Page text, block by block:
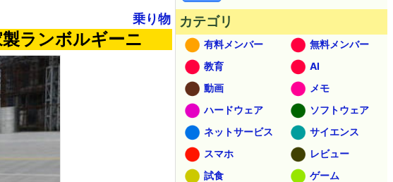
乗り物
ランボルギーニ
カテゴリ
有料メンバー
無料メンバー
教育
AI
動画
メモ
ハードウェア
ソフトウェア
ネットサービス
サイエンス
スマホ
レビュー
試食
ゲーム